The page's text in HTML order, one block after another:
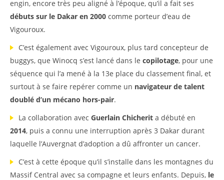
engin, encore très peu aligné à l’époque, qu’il a fait ses
débuts sur le Dakar en 2000 comme porteur d’eau de
Vigouroux.
C’est également avec Vigouroux, plus tard concepteur de
buggys, que Winocq s’est lancé dans le copilotage, pour une
séquence qui l’a mené à la 13e place du classement final, et
surtout à se faire repérer comme un navigateur de talent
doublé d’un mécano hors-pair.
La collaboration avec Guerlain Chicherit a débuté en
2014, puis a connu une interruption après 3 Dakar durant
laquelle l’Auvergnat d’adoption a dû affronter un cancer.
C’est à cette époque qu’il s’installe dans les montagnes du
Massif Central avec sa compagne et leurs enfants. Depuis, le